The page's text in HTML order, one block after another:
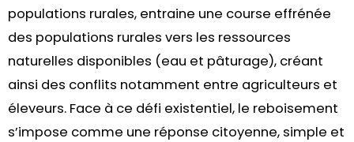
populations rurales, entraine une course effrénée
des populations rurales vers les ressources
naturelles disponibles (eau et pâturage), créant
ainsi des conflits notamment entre agriculteurs et
éleveurs. Face à ce défi existentiel, le reboisement
s’impose comme une réponse citoyenne, simple et